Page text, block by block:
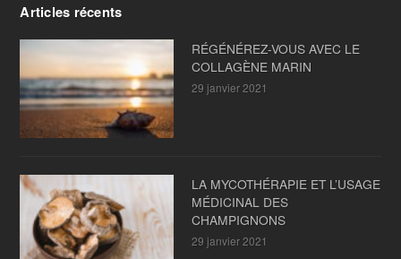
Articles récents
RÉGÉNÉREZ-VOUS AVEC LE
COLLAGÈNE MARIN
29 janvier 2021
LA MYCOTHÉRAPIE ET L’USAGE
MÉDICINAL DES
CHAMPIGNONS
29 janvier 2021